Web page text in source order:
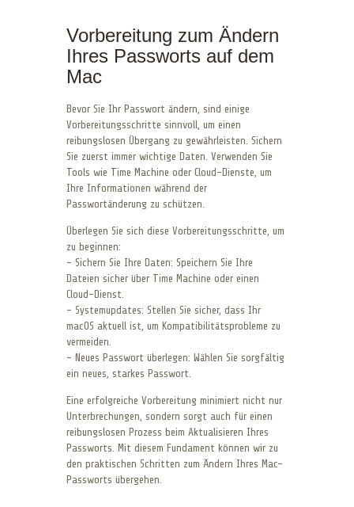
Vorbereitung zum Ändern
Ihres Passworts auf dem
Mac
Bevor Sie Ihr Passwort ändern, sind einige
Vorbereitungsschritte sinnvoll, um einen
reibungslosen Übergang zu gewährleisten. Sichern
Sie zuerst immer wichtige Daten. Verwenden Sie
Tools wie Time Machine oder Cloud-Dienste, um
Ihre Informationen während der
Passwortänderung zu schützen.
Überlegen Sie sich diese Vorbereitungsschritte, um
zu beginnen:
– Sichern Sie Ihre Daten: Speichern Sie Ihre
Dateien sicher über Time Machine oder einen
Cloud-Dienst.
– Systemupdates: Stellen Sie sicher, dass Ihr
macOS aktuell ist, um Kompatibilitätsprobleme zu
vermeiden.
– Neues Passwort überlegen: Wählen Sie sorgfältig
ein neues, starkes Passwort.
Eine erfolgreiche Vorbereitung minimiert nicht nur
Unterbrechungen, sondern sorgt auch für einen
reibungslosen Prozess beim Aktualisieren Ihres
Passworts. Mit diesem Fundament können wir zu
den praktischen Schritten zum Ändern Ihres Mac-
Passworts übergehen.